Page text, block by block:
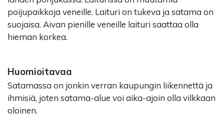
poijupaikkoja veneille. Laituri on tukeva ja satama on
suojaisa. Aivan pienille veneille laituri saattaa olla
hieman korkea.
Huomioitavaa
Satamassa on jonkin verran kaupungin liikennettä ja
ihmisiä, joten satama-alue voi aika-ajoin olla vilkkaan
oloinen.